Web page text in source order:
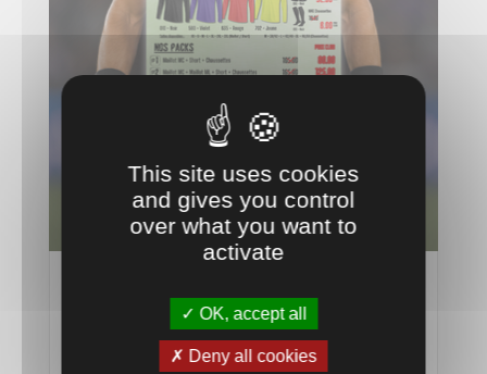
Commandez Vos Maillots Arbitres 2026-27
Chez Temps 2 Sport
This site uses cookies
and gives you control
over what you want to
activate
OK, accept all
Deny all cookies